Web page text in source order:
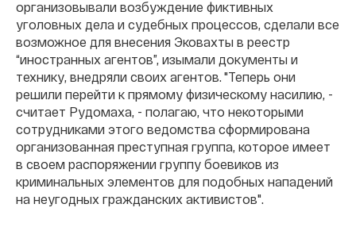
организовывали возбуждение фиктивных
уголовных дела и судебных процессов, сделали все
возможное для внесения Эковахты в реестр
“иностранных агентов”, изымали документы и
технику, внедряли своих агентов. "Теперь они
решили перейти к прямому физическому насилию, -
считает Рудомаха, - полагаю, что некоторыми
сотрудниками этого ведомства сформирована
организованная преступная группа, которое имеет
в своем распоряжении группу боевиков из
криминальных элементов для подобных нападений
на неугодных гражданских активистов".